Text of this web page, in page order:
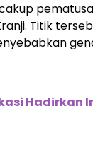
Titik
Hadirkan